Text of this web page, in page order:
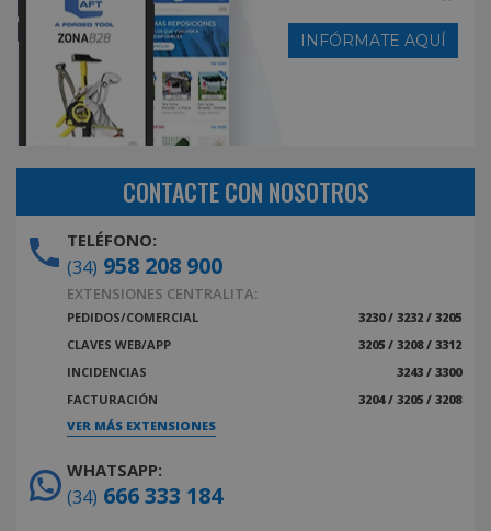
INFÓRMATE AQUÍ
CONTACTE CON NOSOTROS
TELÉFONO:
(34) 958 208 900
EXTENSIONES CENTRALITA:
PEDIDOS/COMERCIAL
3230 / 3232 / 3205
CLAVES WEB/APP
3205 / 3208 / 3312
INCIDENCIAS
3243 / 3300
FACTURACIÓN
3204 / 3205 / 3208
VER MÁS EXTENSIONES
WHATSAPP:
(34) 666 333 184